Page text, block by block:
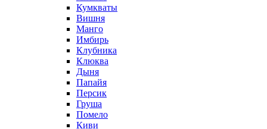
Кумкваты
Вишня
Манго
Имбирь
Клубника
Клюква
Дыня
Папайя
Персик
Груша
Помело
Киви